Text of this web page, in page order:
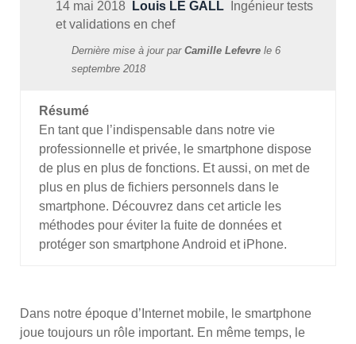
14 mai 2018 Louis LE GALL Ingénieur tests
et validations en chef
Dernière mise à jour par Camille Lefevre le 6
septembre 2018
Résumé
En tant que l’indispensable dans notre vie
professionnelle et privée, le smartphone dispose
de plus en plus de fonctions. Et aussi, on met de
plus en plus de fichiers personnels dans le
smartphone. Découvrez dans cet article les
méthodes pour éviter la fuite de données et
protéger son smartphone Android et iPhone.
Dans notre époque d’Internet mobile, le smartphone
joue toujours un rôle important. En même temps, le